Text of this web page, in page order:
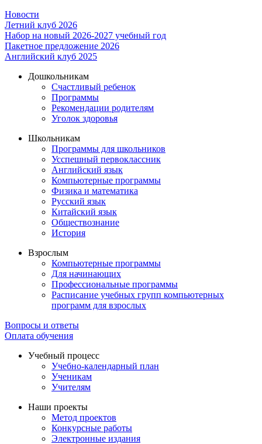
Новости
Летний клуб 2026
Набор на новый 2026-2027 учебный год
Пакетное предложение 2026
Английский клуб 2025
Дошкольникам
Счастливый ребенок
Программы
Рекомендации родителям
Уголок здоровья
Школьникам
Программы для школьников
Усспешный первоклассник
Английский язык
Компьютерные программы
Физика и математика
Русский язык
Китайский язык
Обществознание
История
Взрослым
Компьютерные программы
Для начинающих
Профессиональные программы
Расписание учебных групп компьютерных
программ для взрослых
Вопросы и ответы
Оплата обучения
Учебный процесс
Учебно-календарный план
Ученикам
Учителям
Наши проекты
Метод проектов
Конкурсные работы
Электронные издания